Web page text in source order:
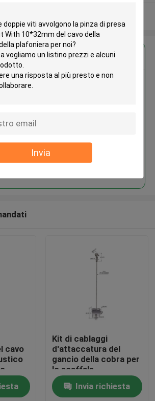
Invia
il miglior prezzo per
Le doppie viti avvolgono la pinza
sospensione della plafoniera
cavo
Kit di cablaggi
d'attaccatura del
gancio della cobra per
lo scaffale
24*29.5mm YW86487
del supermercato
Invia richiesta